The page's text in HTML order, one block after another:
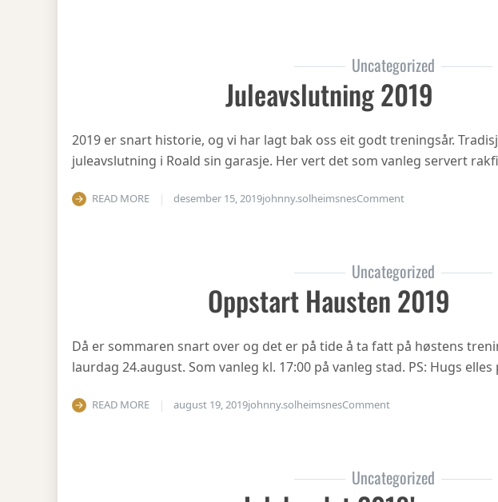
Uncategorized
Juleavslutning 2019
2019 er snart historie, og vi har lagt bak oss eit godt treningsår.
juleavslutning i Roald sin garasje. Her vert det som vanleg servert
READ MORE desember 15, 2019johnny.solheimsnesCommenton Juleavslutning
Uncategorized
Oppstart Hausten 2019
Då er sommaren snart over og det er på tide å ta fatt på høstens
laurdag 24.august. Som vanleg kl. 17:00 på vanleg stad. PS: Hugs
READ MORE august 19, 2019johnny.solheimsnesCommenton Oppstart hausten
Uncategorized